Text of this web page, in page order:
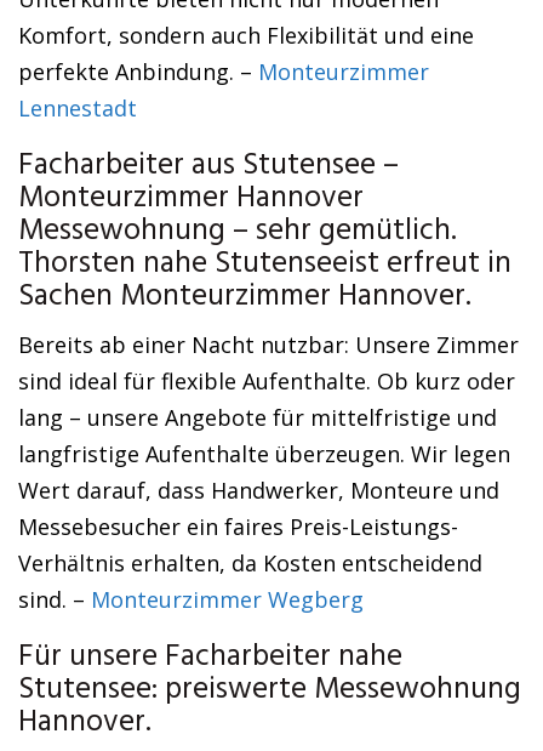
Komfort, sondern auch Flexibilität und eine
perfekte Anbindung. – Monteurzimmer
Lennestadt
Facharbeiter aus Stutensee –
Monteurzimmer Hannover
Messewohnung – sehr gemütlich.
Thorsten nahe Stutenseeist erfreut in
Sachen Monteurzimmer Hannover.
Bereits ab einer Nacht nutzbar: Unsere Zimmer
sind ideal für flexible Aufenthalte. Ob kurz oder
lang – unsere Angebote für mittelfristige und
langfristige Aufenthalte überzeugen. Wir legen
Wert darauf, dass Handwerker, Monteure und
Messebesucher ein faires Preis-Leistungs-
Verhältnis erhalten, da Kosten entscheidend
sind. – Monteurzimmer Wegberg
Für unsere Facharbeiter nahe
Stutensee: preiswerte Messewohnung
Hannover.